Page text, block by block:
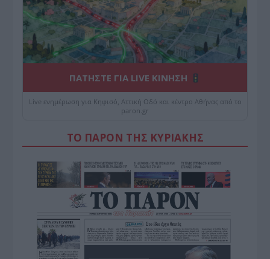
ΠΑΤΗΣΤΕ ΓΙΑ LIVE ΚΙΝΗΣΗ
Live ενημέρωση για Κηφισό, Αττική Οδό και κέντρο Αθήνας από το
paron.gr
ΤΟ ΠΑΡΟΝ ΤΗΣ ΚΥΡΙΑΚΗΣ